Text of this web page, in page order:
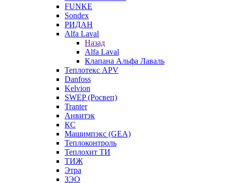
FUNKE
Sondex
РИДАН
Alfa Laval
Назад
Alfa Laval
Клапана Альфа Лаваль
Теплотекс APV
Danfoss
Kelvion
SWEP (Росвеп)
Tranter
Анвитэк
КС
Машимпэкс (GEA)
Теплоконтроль
Теплохит ТИ
ТИЖ
Этра
ЗЭО